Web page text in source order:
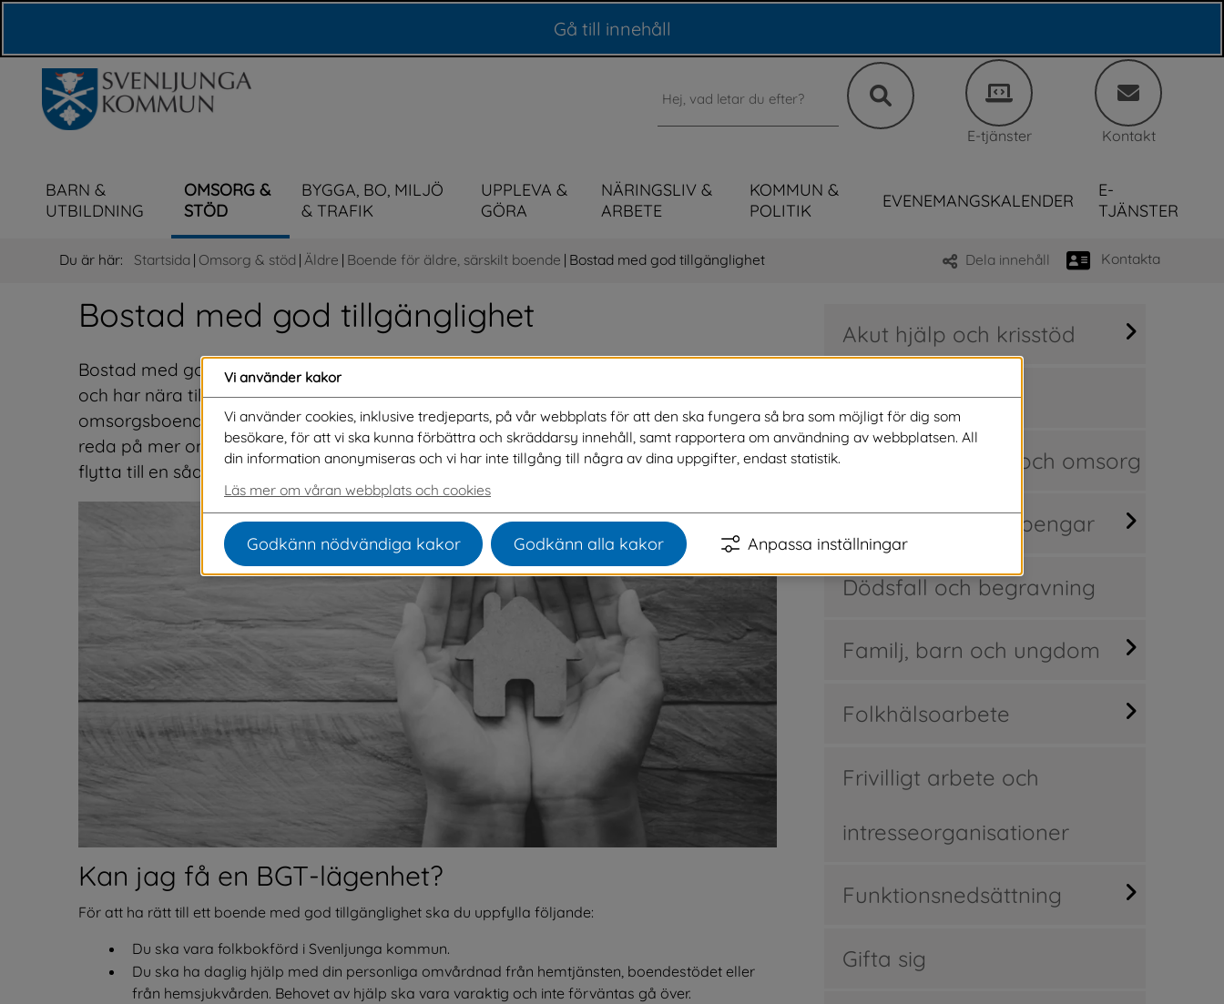
Gå till innehåll
Sök
E-tjänster Kontakt
BARN &
UTBILDNING
OMSORG &
STÖD
BYGGA, BO, MILJÖ
& TRAFIK
UPPLEVA &
GÖRA
NÄRINGSLIV &
ARBETE
KOMMUN &
POLITIK
EVENEMANGSKALENDER
E-
TJÄNSTER
Du är här: Startsida | Omsorg & stöd | Äldre | Boende för äldre, särskilt boende | Bostad med god tillgänglighet Dela innehåll Kontakta
Bostad med god tillgänglighet
Bostad med god tillgägnlighet (BGT) är en lägenhet som är tillgänglighetsanpassad
och har nära till stöd och service. Lägenheten ligger nära ett vård- och
omsorgsboende där du har möjlighet att äta och delta i sociala aktiviteter. Här får du
reda på mer om våra BGT-lägenheter och hur du gör om du är intresserad av att
flytta till en sådan.
Kan jag få en BGT-lägenhet?
För att ha rätt till ett boende med god tillgänglighet ska du uppfylla följande:
Du ska vara folkbokförd i Svenljunga kommun.
Du ska ha daglig hjälp med din personliga omvårdnad från hemtjänsten, boendestödet eller
från hemsjukvården. Behovet av hjälp ska vara varaktig och inte förväntas gå över.
Akut hjälp och krisstöd
Anhörigstöd
Avgifter för vård och omsorg
Din ekonomi och pengar
Dödsfall och begravning
Familj, barn och ungdom
Folkhälsoarbete
Frivilligt arbete och
intresseorganisationer
Funktionsnedsättning
Gifta sig
Vi använder kakor
Vi använder cookies, inklusive tredjeparts, på vår webbplats för att den ska fungera så bra som möjligt för dig som
besökare, för att vi ska kunna förbättra och skräddarsy innehåll, samt rapportera om användning av webbplatsen. All
din information anonymiseras och vi har inte tillgång till några av dina uppgifter, endast statistik.
Läs mer om våran webbplats och cookies
Godkänn nödvändiga kakor Godkänn alla kakor Anpassa inställningar